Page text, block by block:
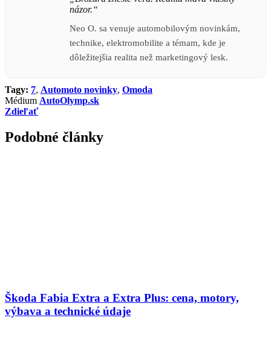
názor.“
Neo O. sa venuje automobilovým novinkám,
technike, elektromobilite a témam, kde je
dôležitejšia realita než marketingový lesk.
Tagy: 7, Automoto novinky, Omoda
Médium AutoOlymp.sk
Zdieľať
Podobné články
Škoda Fabia Extra a Extra Plus: cena, motory,
výbava a technické údaje